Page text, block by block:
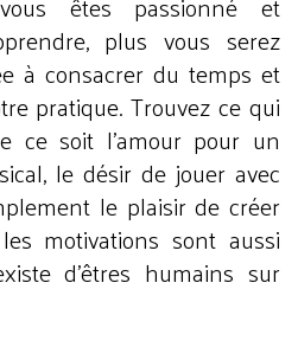
plus vous serez
à consacrer du temps et
pratique. Trouvez ce qui
ce soit l'amour pour un
le désir de jouer avec
le plaisir de créer
motivations sont aussi
d'êtres humains sur